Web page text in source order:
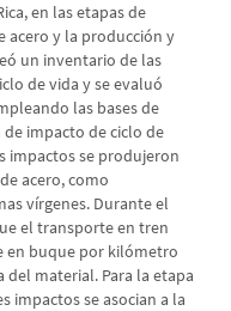
en las etapas de
acero y la producción y
un inventario de las
de vida y se evaluó
las bases de
impacto de ciclo de
impactos se produjeron
acero, como
vírgenes. Durante el
el transporte en tren
en buque por kilómetro
material. Para la etapa
impactos se asocian a la